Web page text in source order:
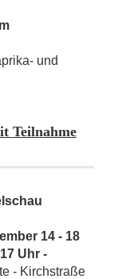
und
Teilnahme
14 - 18
Uhr -
- Kirchstraße